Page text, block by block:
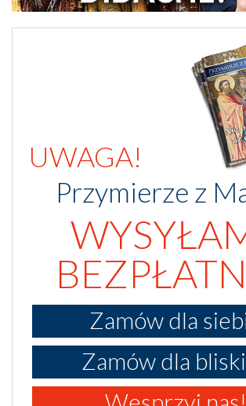
UWAGA!
Przymierze z
Zamów dla
Zamów dla